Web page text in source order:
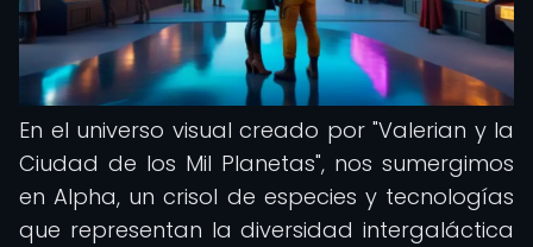
En el universo visual creado por "Valerian y la
Ciudad de los Mil Planetas", nos sumergimos
en Alpha, un crisol de especies y tecnologías
que representan la diversidad intergaláctica